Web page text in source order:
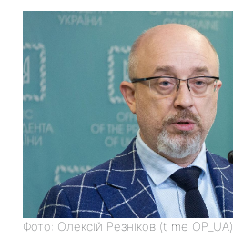
Фото: Олексій Резніков (t me OP_UA)